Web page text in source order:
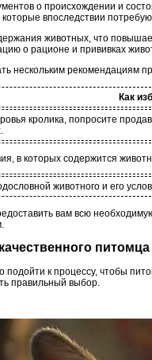
о происхождении и
впоследствии
животных, что
о рационе и прививках
нескольким рекомендациям
Как
кролика, попросите
в которых содержится
животного и его
вам всю
подойти к процессу, чтобы
правильный выбор.